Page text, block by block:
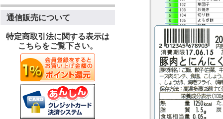
通信販売について
特定商取引法に関する表示は
こちらをご覧下さい。